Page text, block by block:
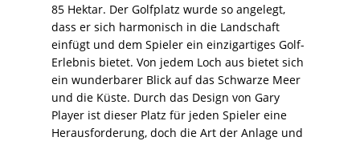
85 Hektar. Der Golfplatz wurde so angelegt,
dass er sich harmonisch in die Landschaft
einfügt und dem Spieler ein einzigartiges Golf-
Erlebnis bietet. Von jedem Loch aus bietet sich
ein wunderbarer Blick auf das Schwarze Meer
und die Küste. Durch das Design von Gary
Player ist dieser Platz für jeden Spieler eine
Herausforderung, doch die Art der Anlage und